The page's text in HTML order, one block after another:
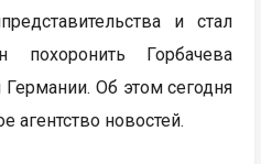
и стал
похоронить Горбачева
Об этом сегодня
агентство новостей.